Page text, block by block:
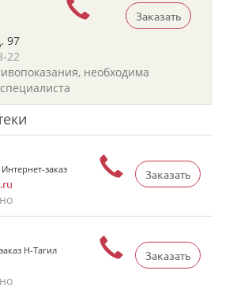
Заказать
97
22
необходима
Заказать
заказ
Заказать
Н-Тагил